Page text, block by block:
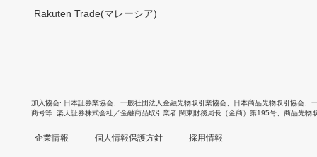
Rakuten Trade(マレーシア)
加入協会 日本証券業協会 一般社団法人金融先物取引業協会 日本商品先物取引協会
商号等 楽天証券株式会社／金融商品取引業者 関東財務局長（金商）第195号、商品先物
企業情報 個人情報保護方針 採用情報